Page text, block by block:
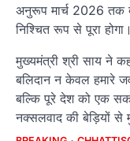
अनुरूप मार्च 2026 तक
निश्चित रूप से पूरा होगा।
मुख्यमंत्री श्री साय ने
बलिदान न केवल हमारे
बल्कि पूरे देश को एक
नक्सलवाद की बेड़ियों